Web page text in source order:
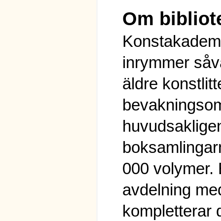
Om
inrymmer
äldre
000 volymer.
avdelning
kompletterar